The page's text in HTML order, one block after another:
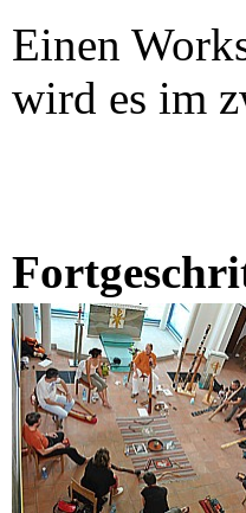
Einen
wird es im